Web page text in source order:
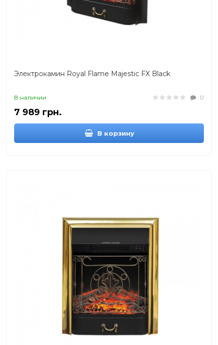
Электрокамин Royal Flame Majestic FX Black
В наличии 0
7 989 грн.
В корзину